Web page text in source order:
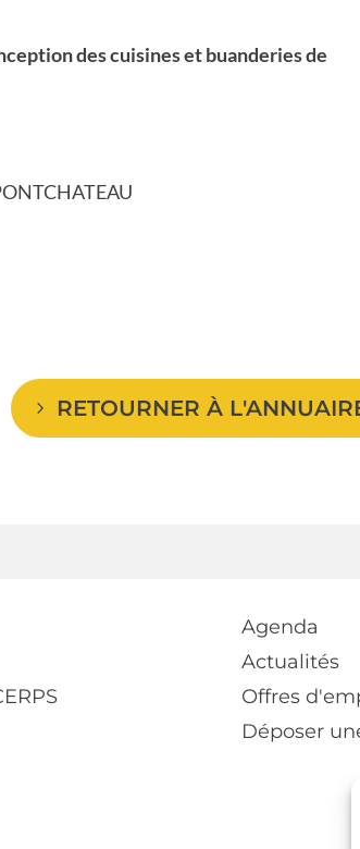
des cuisines et buanderies de
RETOURNER À
Agenda
Actualités
Offres
Déposer